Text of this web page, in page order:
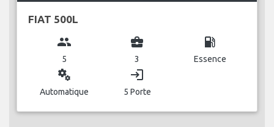
FIAT 500L
group
5
business_center
3
local_gas_station
Essence
miscellaneous_services
Automatique
login
5 Porte